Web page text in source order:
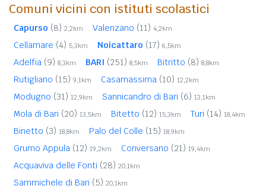
Comuni vicini con istituti scolastici
Capurso (8) 2,2km Valenzano (11) 4,2km
Cellamare (4) 5,3km Noicattaro (17) 6,5km
Adelfia (9) 8,3km BARI (251) 8,5km Bitritto (8) 8,8km
Rutigliano (15) 9,1km Casamassima (10) 12,2km
Modugno (31) 12,9km Sannicandro di Bari (6) 13,1km
Mola di Bari (20) 13,5km Bitetto (12) 15,3km Turi (14) 18,4km
Binetto (3) 18,8km Palo del Colle (15) 18,9km
Grumo Appula (12) 19,2km Conversano (21) 19,4km
Acquaviva delle Fonti (28) 20,1km
Sammichele di Bari (5) 20,1km